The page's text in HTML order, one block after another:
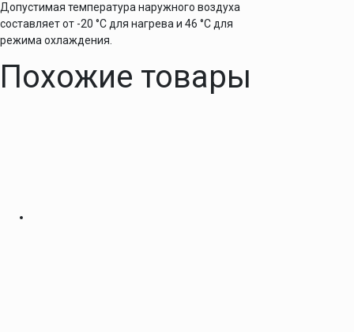
Допустимая температура наружного воздуха
составляет от -20 °C для нагрева и 46 °C для
режима охлаждения.
Похожие товары